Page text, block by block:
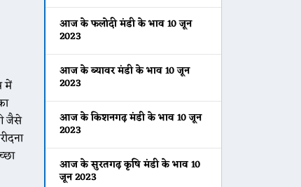
में
जैसे
आज के फलोदी मंडी के भाव 10 जून
2023
आज के ब्यावर मंडी के भाव 10 जून
2023
आज के किशनगढ़ मंडी के भाव 10 जून
2023
आज के सुरतगढ़ कृषि मंडी के भाव 10
जून 2023